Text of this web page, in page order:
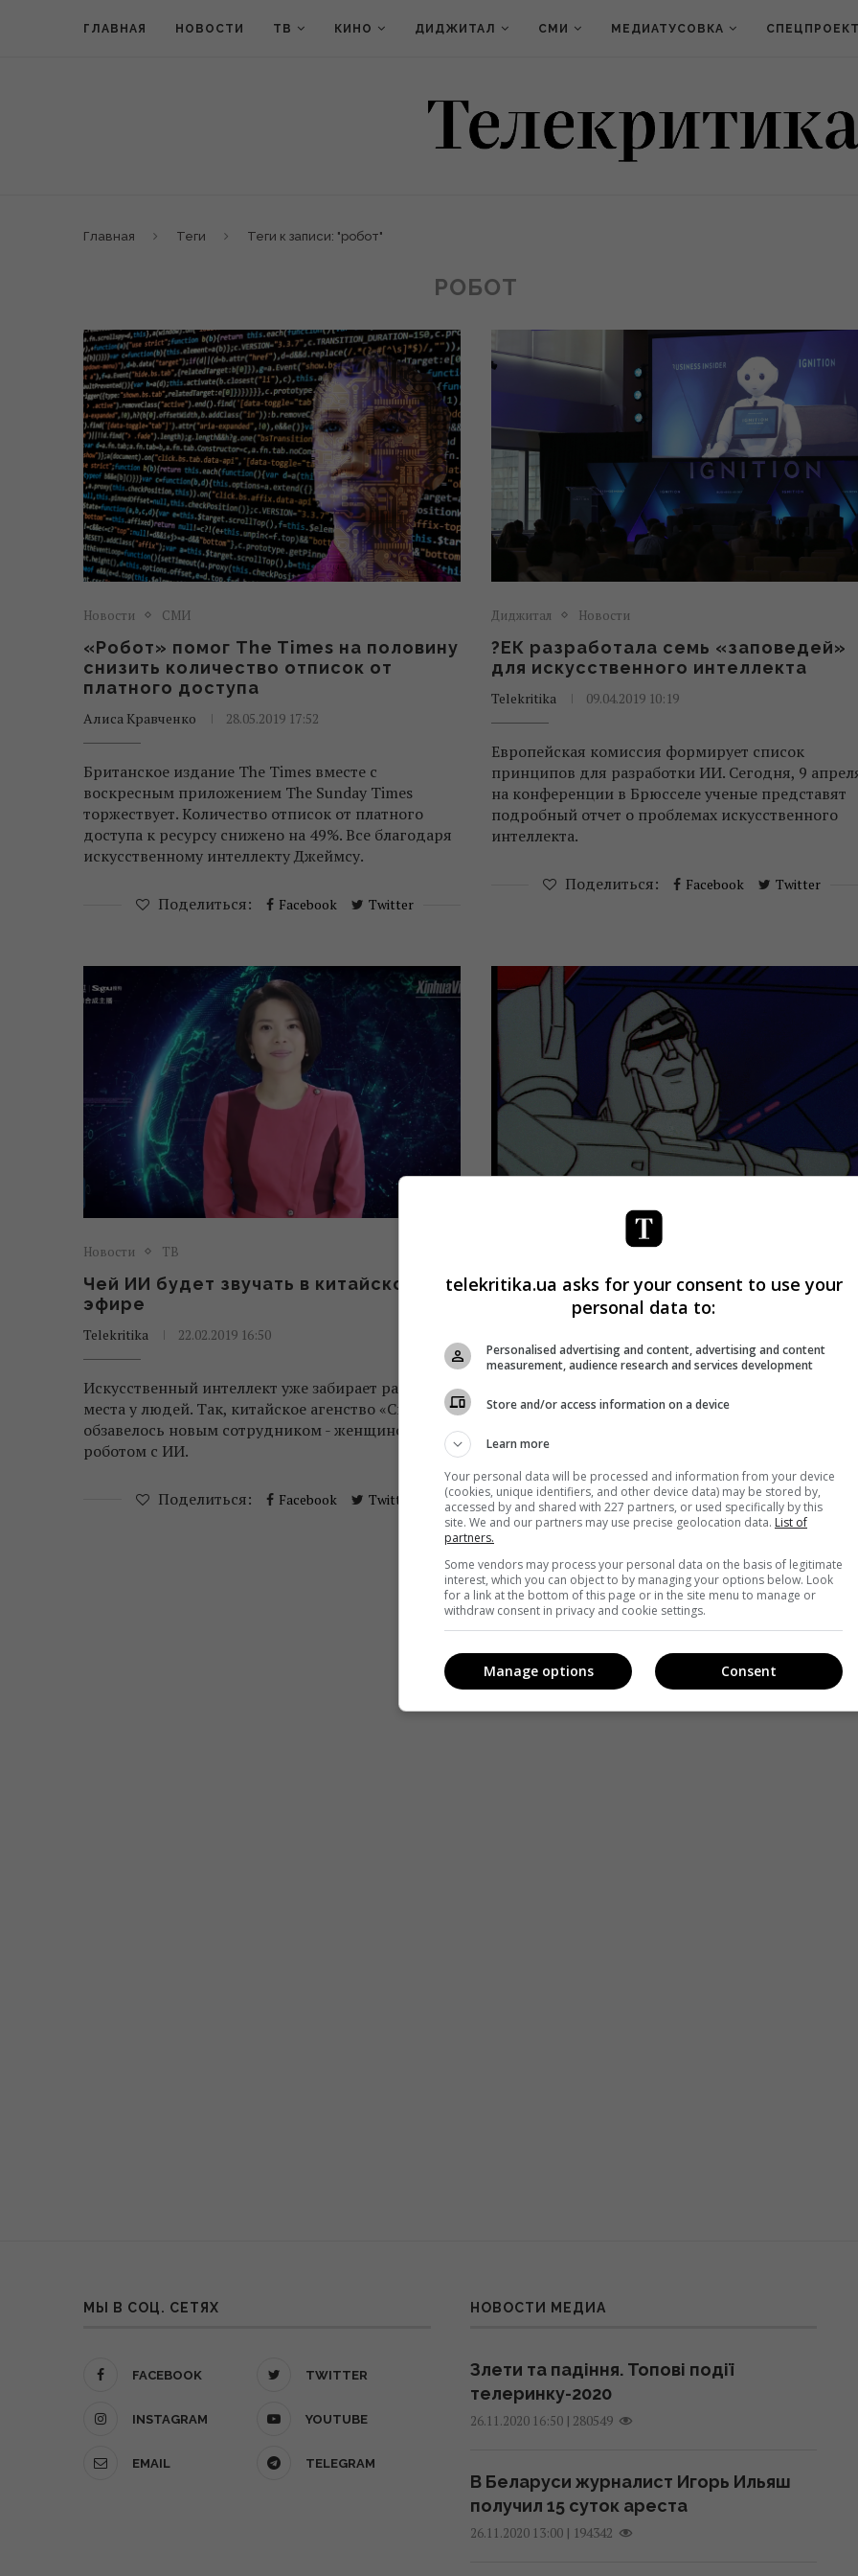
ГЛАВНАЯ НОВОСТИ ТВ КИНО ДИДЖИТАЛ СМИ МЕДИАТУСОВКА
Главная Теги Теги к записи: "робот"
РОБОТ
Новости СМИ
«Робот» помог The Times на половину
снизить количество отписок от
платного доступа
Алиса Кравченко 28.05.2019 17:52
Британское издание The Times вместе с
воскресным приложением The Sunday Times
торжествует. Количество отписок от платного
доступа к ресурсу снижено на 49%. Все благодаря
искусственному интеллекту Джеймсу.
Поделиться: Facebook Twitter
Диджитал Новости
?ЕК разработала семь «заповедей»
для искусственного интеллекта
Telekritika 09.04.2019 10:19
Европейская комиссия формирует список
принципов для разработки ИИ. Сегодня, 9
на конференции в Брюсселе ученые представят
подробный отчет о проблемах искусственного
интеллекта.
Поделиться: Facebook Twitter
Новости ТВ
Чей ИИ будет звучать в китайском
эфире
Telekritika 22.02.2019 16:50
Искусственный интеллект уже забирает рабочие
места у людей. Так, китайское агенство «Синьхуа»
обзавелось новым сотрудником - женщиной-
роботом с ИИ.
Поделиться: Facebook Twitter
Новости
Трансформеры среди нас: журналист
CNBC испытал человекоподобного
Telekritika 05.03.2018 19:00
Журналист телеканала CNBC Эндрю Росс Соркин
Робот весит 1,6 тонны и стоит 100 миллионов
долларов.
Поделиться: Facebook Twitter
МЫ В СОЦ. СЕТЯХ
FACEBOOK TWITTER
INSTAGRAM YOUTUBE
EMAIL TELEGRAM
НОВОСТИ МЕДИА
Злети та падіння. Топові події
телеринку-2020
26.11.2020 16:50| 280549
В Беларуси журналист Игорь Ильяш
получил 15 суток ареста
26.11.2020 13:00| 194342
telekritika.ua asks for your consent to use your
personal data to:
Personalised advertising and content, advertising and content
measurement, audience research and services development
Store and/or access information on a device
Learn more
Your personal data will be processed and information from your device
(cookies, unique identifiers, and other device data) may be stored by,
accessed by and shared with 227 partners, or used specifically by this
site. We and our partners may use precise geolocation data. List of
partners.
Some vendors may process your personal data on the basis of legitimate
interest, which you can object to by managing your options below. Look
for a link at the bottom of this page or in the site menu to manage or
withdraw consent in privacy and cookie settings.
Consent
Manage options